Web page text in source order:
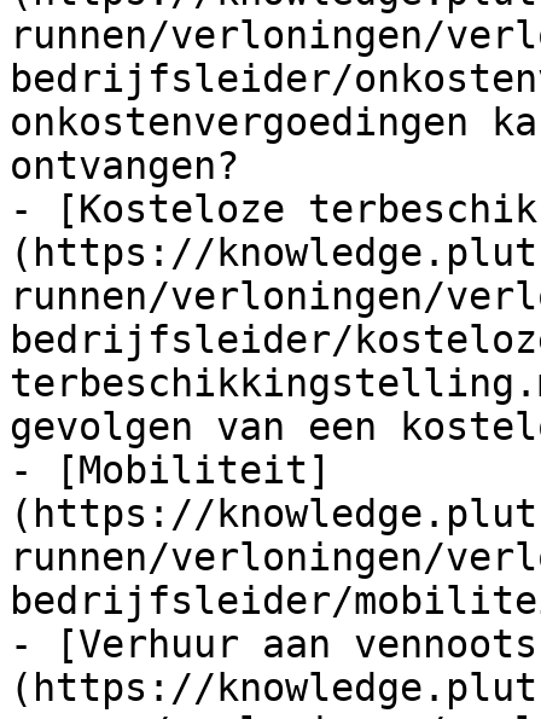
runnen/verloningen/
bedrijfsleider/
onkostenvergoedingen
ontvangen?
- [Kosteloze
(https://
runnen/verloningen/
bedrijfsleider/
gevolgen van een
- [Mobiliteit]
(https://
runnen/verloningen/
bedrijfsleider/
- [Verhuur aan
(https://